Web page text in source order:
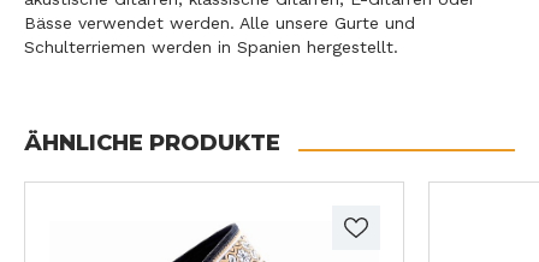
Bässe verwendet werden. Alle unsere Gurte und
Schulterriemen werden in Spanien hergestellt.
ÄHNLICHE PRODUKTE